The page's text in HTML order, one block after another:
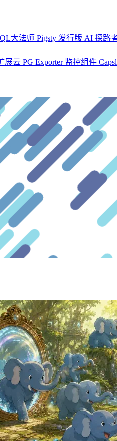
大法师 Pigsty 发行版 AI 探路
展云 PG Exporter 监控组件